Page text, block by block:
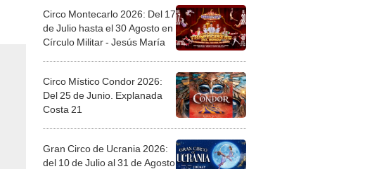
Circo Montecarlo 2026: Del 17
de Julio hasta el 30 Agosto en
Círculo Militar - Jesús María
Circo Místico Condor 2026:
Del 25 de Junio. Explanada
Costa 21
Gran Circo de Ucrania 2026:
del 10 de Julio al 31 de Agosto